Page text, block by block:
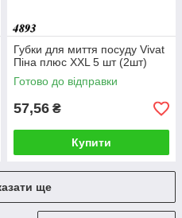
Губки для миття посуду Vivat
Піна плюс XXL 5 шт (2шт)
Готово до відправки
57,56 ₴
Купити
ще